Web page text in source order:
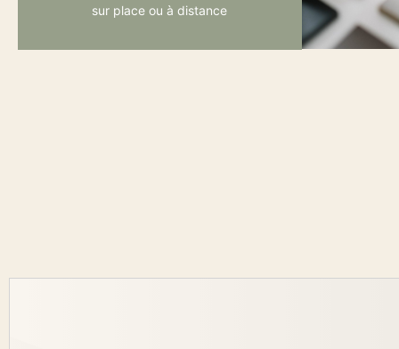
sur place ou à distance